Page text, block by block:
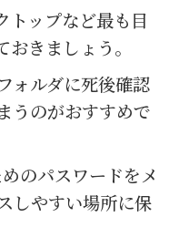
トップなど最も目
きましょう。
ォルダに死後確認
うのがおすすめで
のパスワードをメ
しやすい場所に保